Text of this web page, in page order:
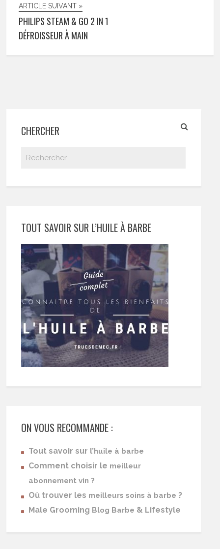
ARTICLE SUIVANT »
PHILIPS STEAM & GO 2 IN 1
DÉFROISSEUR À MAIN
CHERCHER
TOUT SAVOIR SUR L’HUILE À BARBE
ON VOUS RECOMMANDE :
Tout savoir sur l’huile à barbe
Comment choisir le meilleur
abonnement vin ?
Où trouver les meilleurs soins à barbe ?
Male Grooming Blog Barbe & Lifestyle